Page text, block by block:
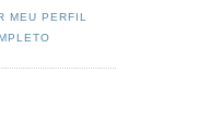
MEU PERFIL